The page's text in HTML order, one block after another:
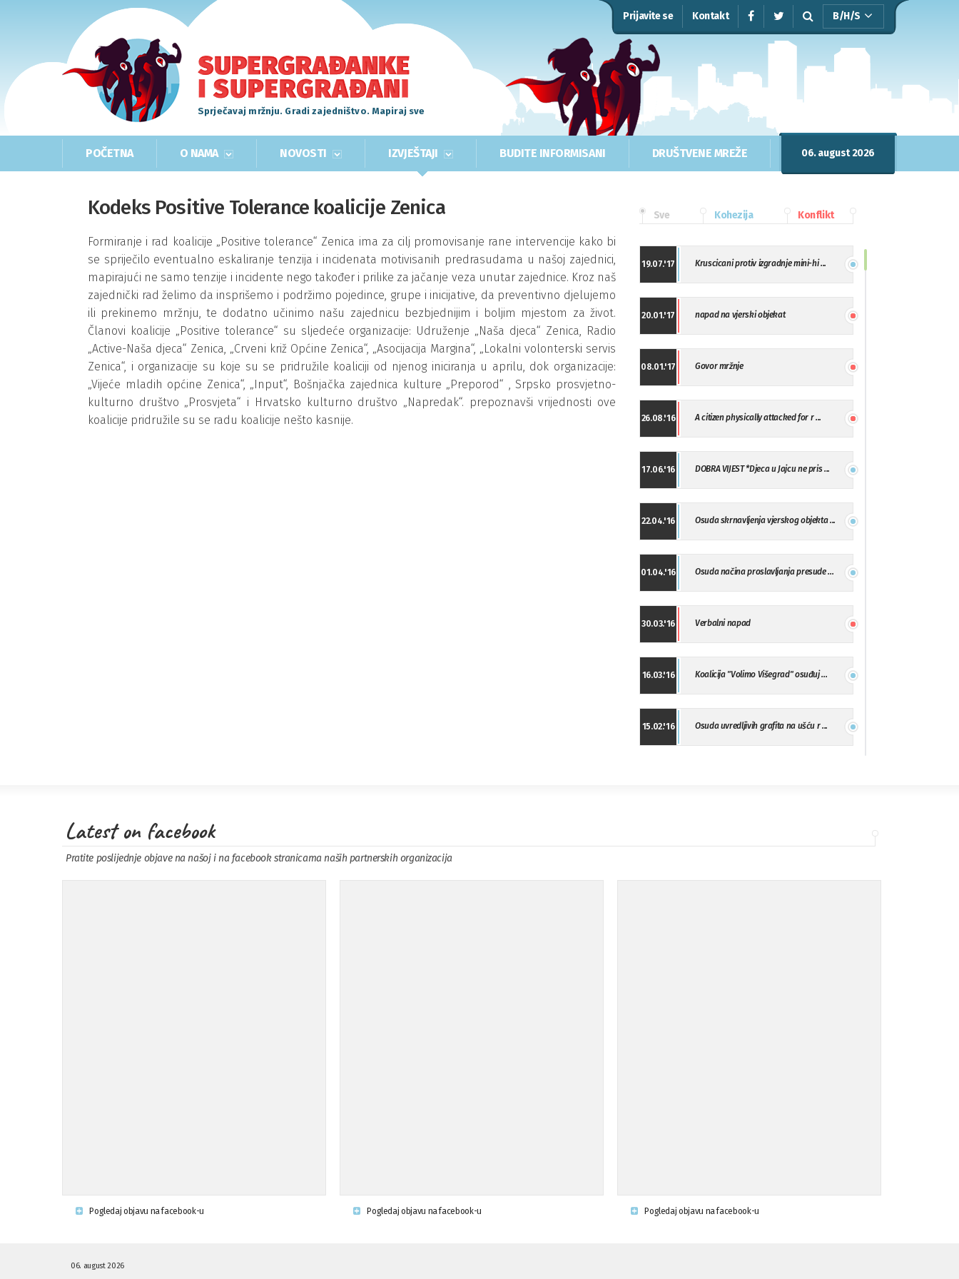
Prijavite se Kontakt B/H/S
Sprječavaj mržnju. Gradi zajedništvo. Mapiraj sve
POČETNA O NAMA NOVOSTI IZVJEŠTAJI BUDITE INFORMISANI DRUŠTVENE MREŽE 06. august 2026
Kodeks Positive Tolerance koalicije Zenica
Formiranje i rad koalicije „Positive tolerance“ Zenica ima za cilj promovisanje rane intervencije kako bi
se spriječilo eventualno eskaliranje tenzija i incidenata motivisanih predrasudama u našoj zajednici,
mapirajući ne samo tenzije i incidente nego također i prilike za jačanje veza unutar zajednice. Kroz naš
zajednički rad želimo da insprišemo i podržimo pojedince, grupe i inicijative, da preventivno djelujemo
ili prekinemo mržnju, te dodatno učinimo našu zajednicu bezbjednijim i boljim mjestom za život.
Članovi koalicije „Positive tolerance“ su sljedeće organizacije: Udruženje „Naša djeca“ Zenica, Radio
„Active-Naša djeca“ Zenica, „Crveni križ Općine Zenica“, „Asocijacija Margina“, „Lokalni volonterski servis
Zenica“, i organizacije su koje su se pridružile koaliciji od njenog iniciranja u aprilu, dok organizacije:
„Vijeće mladih općine Zenica“, „Input“, Bošnjačka zajednica kulture „Preporod“ , Srpsko prosvjetno-
kulturno društvo „Prosvjeta“ i Hrvatsko kulturno društvo „Napredak“. prepoznavši vrijednosti ove
koalicije pridružile su se radu koalicije nešto kasnije.
Sve Kohezija Konflikt
19.07.'17 Kruscicani protiv izgradnje mini-hi ...
20.01.'17 napad na vjerski objekat
08.01.'17 Govor mržnje
26.08.'16 A citizen physically attacked for r ...
17.06.'16 DOBRA VIJEST *Djeca u Jajcu ne pris ...
22.04.'16 Osuda skrnavljenja vjerskog objekta ...
01.04.'16 Osuda načina proslavljanja presude ...
30.03.'16 Verbalni napad
16.03.'16 Koalicija "Volimo Višegrad" osuđuj ...
15.02.'16 Osuda uvredljivih grafita na ušću r ...
09.11.'15 Osuda incidenta tokom dženaze na Pe ...
Latest on facebook
Pratite poslijednje objave na našoj i na facebook stranicama naših partnerskih organizacija
Pogledaj objavu na facebook-u Pogledaj objavu na facebook-u Pogledaj objavu na facebook-u
06. august 2026